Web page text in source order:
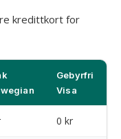
kredittkort for
Gebyrfri
Visa
0 kr